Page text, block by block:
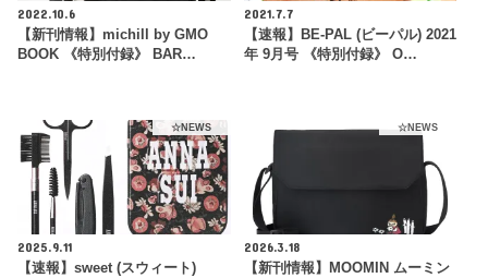
2022.10.6
【新刊情報】michill by GMO
BOOK 《特別付録》 BAR…
2021.7.7
【速報】BE-PAL (ビーパル) 2021
年 9月号 《特別付録》 O…
☆NEWS
2025.9.11
【速報】sweet (スウィート)
☆NEWS
2026.3.18
【新刊情報】MOOMIN ムーミン